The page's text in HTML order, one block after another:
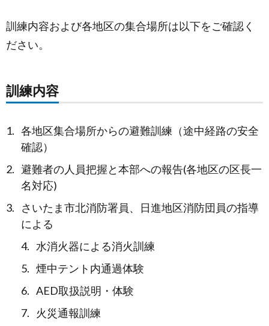
訓練内容および各地区の集合場所は以下をご確認く
ださい。
訓練内容
各地区集合場所からの避難訓練（途中経路の安全
確認）
避難者の人員把握と本部への報告(各地区の区長一
名対応)
さいたま市北消防署員、日進地区消防団員の指導
による
水消火器による消火訓練
煙中テント内通過体験
AED取扱説明・体験
火災通報訓練